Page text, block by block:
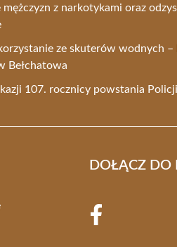
mężczyzn z narkotykami oraz
ze skuterów wodnych
Bełchatowa
107. rocznicy powstania
DOŁĄCZ DO